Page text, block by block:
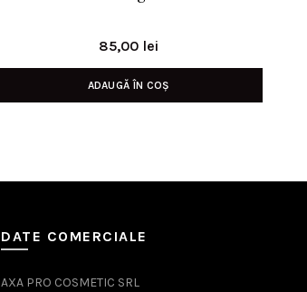
85,00 lei
ADAUGĂ ÎN COȘ
DATE COMERCIALE
AXA PRO COSMETIC SRL